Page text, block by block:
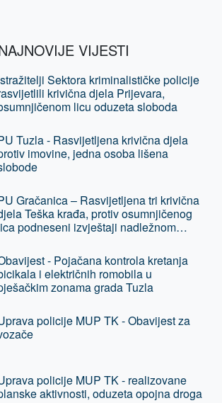
VIJESTI
Sektora kriminalističke policije
krivična djela Prijevara,
licu oduzeta sloboda
Tuzla - Rasvijetljena krivična djela
imovine, jedna osoba lišena
Gračanica – Rasvijetljena tri krivična
Teška krađa, protiv osumnjičenog
podneseni izvještaji nadležnom
- Pojačana kontrola kretanja
i električnih romobila u
zonama grada Tuzla
policije MUP TK - Obavijest za
policije MUP TK - realizovane
aktivnosti, oduzeta opojna droga